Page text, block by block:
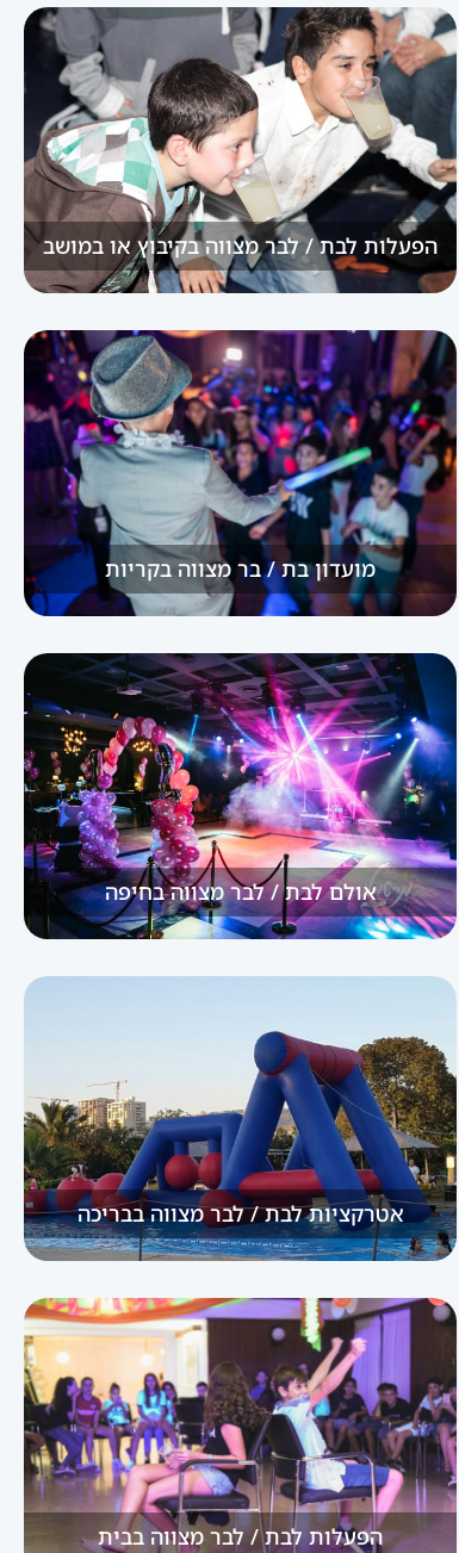
הפעלות לבת / לבר מצווה בקיבוץ או במושב
מועדון בת / בר מצווה בקריות
אולם לבת / לבר מצווה בחיפה
אטרקציות לבת / לבר מצווה בבריכה
הפעלות לבת / לבר מצווה בבית